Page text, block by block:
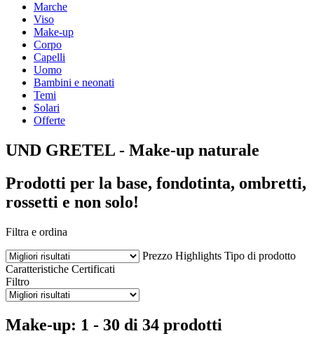
Marche
Viso
Make-up
Corpo
Capelli
Uomo
Bambini e neonati
Temi
Solari
Offerte
UND GRETEL - Make-up naturale
Prodotti per la base, fondotinta, ombretti,
rossetti e non solo!
Filtra e ordina
Prezzo Highlights Tipo di prodotto
Caratteristiche Certificati
Filtro
Make-up: 1 - 30 di 34 prodotti